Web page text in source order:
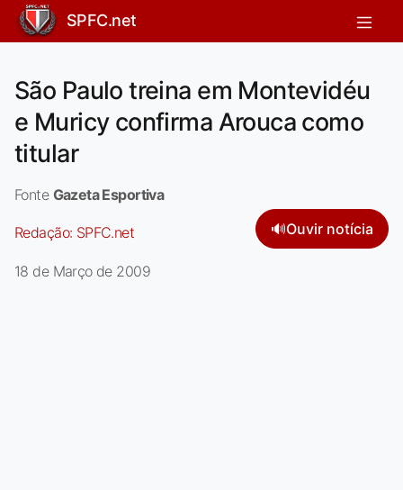
SPFC.net
São Paulo treina em Montevidéu
e Muricy confirma Arouca como
titular
Fonte Gazeta Esportiva
Redação: SPFC.net 🔊Ouvir notícia
18 de Março de 2009